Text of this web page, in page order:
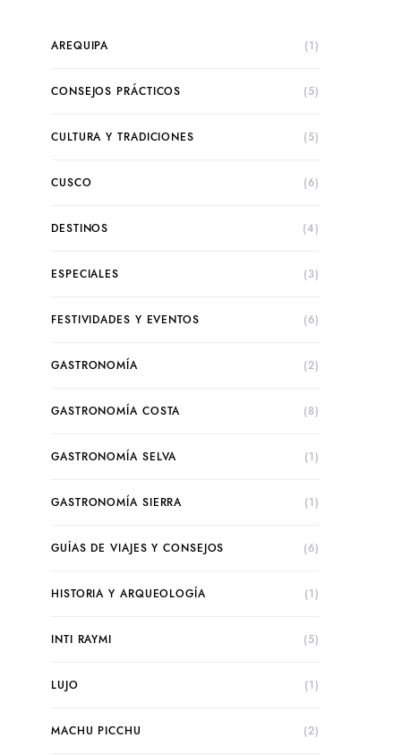
AREQUIPA (1)
CONSEJOS PRÁCTICOS (5)
CULTURA Y TRADICIONES (5)
CUSCO (6)
DESTINOS (4)
ESPECIALES (3)
FESTIVIDADES Y EVENTOS (6)
GASTRONOMÍA (2)
GASTRONOMÍA COSTA (8)
GASTRONOMÍA SELVA (1)
GASTRONOMÍA SIERRA (1)
GUÍAS DE VIAJES Y CONSEJOS (6)
HISTORIA Y ARQUEOLOGÍA (1)
INTI RAYMI (5)
LUJO (1)
MACHU PICCHU (2)